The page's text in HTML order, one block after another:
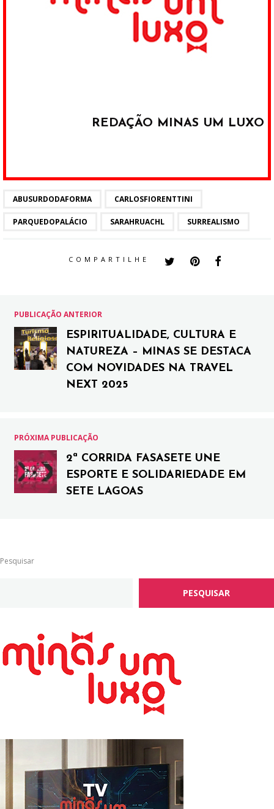
REDAÇÃO MINAS UM LUXO
ABUSURDODAFORMA CARLOSFIORENTTINI
PARQUEDOPALÁCIO SARAHRUACHL SURREALISMO
COMPARTILHE
PUBLICAÇÃO ANTERIOR
ESPIRITUALIDADE, CULTURA E
NATUREZA – MINAS SE DESTACA
COM NOVIDADES NA TRAVEL
NEXT 2025
PRÓXIMA PUBLICAÇÃO
2ª CORRIDA FASASETE UNE
ESPORTE E SOLIDARIEDADE EM
SETE LAGOAS
Pesquisar
PESQUISAR